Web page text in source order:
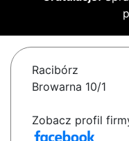
Racibórz
Browarna 10/1
Zobacz profil